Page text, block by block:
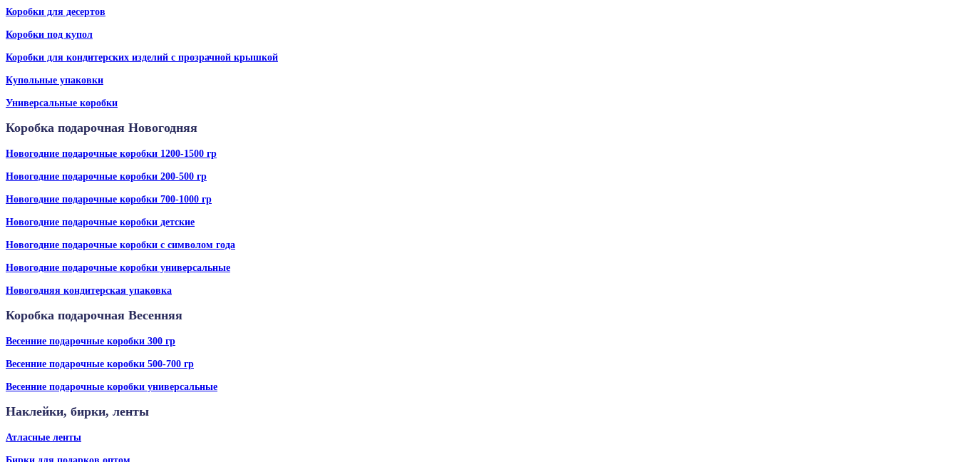
Коробки для десертов
Коробки под купол
Коробки для кондитерских изделий с прозрачной крышкой
Купольные упаковки
Универсальные коробки
Коробка подарочная Новогодняя
Новогодние подарочные коробки 1200-1500 гр
Новогодние подарочные коробки 200-500 гр
Новогодние подарочные коробки 700-1000 гр
Новогодние подарочные коробки детские
Новогодние подарочные коробки с символом года
Новогодние подарочные коробки универсальные
Новогодняя кондитерская упаковка
Коробка подарочная Весенняя
Весенние подарочные коробки 300 гр
Весенние подарочные коробки 500-700 гр
Весенние подарочные коробки универсальные
Наклейки, бирки, ленты
Атласные ленты